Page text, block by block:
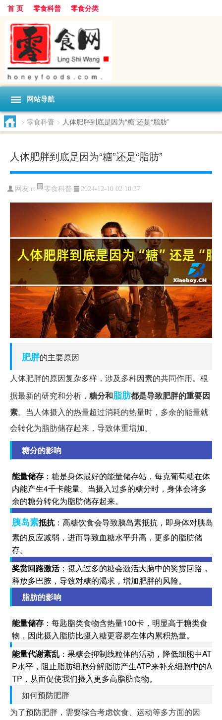
首 页 零食科普 零食分类
网站导航
> 零食科普 > 人体肥胖到底是因为“糖”还是“脂肪”
人体肥胖到底是因为“糖”还是“脂肪”
网友:rt 零食科普 2024-12-10 02:10:37
肥胖的主要原因
人体肥胖的原因复杂多样，涉及多种因素的共同作用。根
据最新的研究和分析， 糖分和脂肪都是导致肥胖的重要因
素。当人体摄入的热量超过消耗的热量时，多余的能量就
会转化为脂肪储存起来，导致体重增加。
糖分的影响
能量储存 ：糖是身体最好的能量储存站，每克葡萄糖在体
内能产生4千卡能量。当摄入过多的糖分时，身体会将多
余的糖分转化为脂肪储存起来。
胰岛素抵抗：高糖饮食会导致胰岛素抵抗，即身体对胰岛
素的反应减弱，进而导致血糖水平升高，更多的脂肪储
存。
奖赏回路激活：摄入过多的糖会激活大脑中的奖赏回路，
释放多巴胺，导致对糖的渴求，增加肥胖的风险。
脂肪的影响
能量储存 ：每匙脂类食物含热量100卡，明显高于糖类食
物，因此摄入脂肪比摄入糖更容易在体内累积热量。
能量代谢紊乱 ：果糖会抑制线粒体的活动，降低细胞中AT
P水平，阻止脂肪细胞分解脂肪产生ATP来补充细胞中的A
TP，从而促使我们摄入更多高脂肪食物。
如何预防肥胖
为了预防肥胖，需要综合考虑饮食、运动等多方面的因